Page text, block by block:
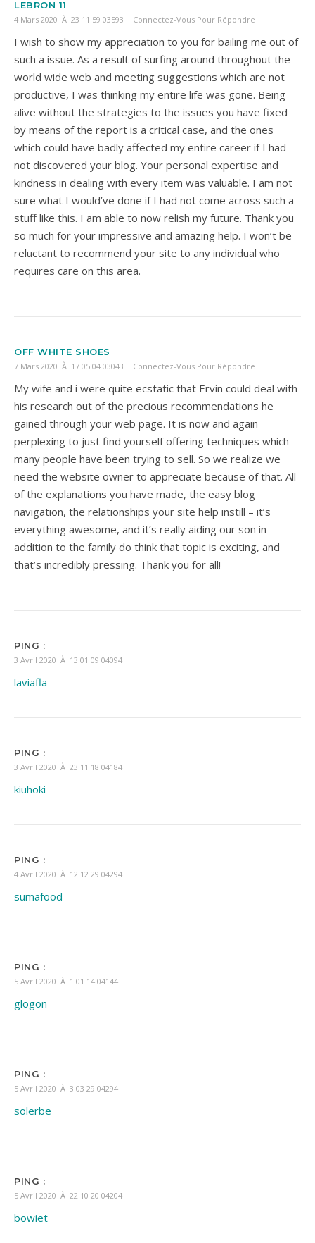
LEBRON 11
4 Mars 2020 À 23 11 59 03593 Connectez-Vous Pour Répondre
I wish to show my appreciation to you for bailing me out of
such a issue. As a result of surfing around throughout the
world wide web and meeting suggestions which are not
productive, I was thinking my entire life was gone. Being
alive without the strategies to the issues you have fixed
by means of the report is a critical case, and the ones
which could have badly affected my entire career if I had
not discovered your blog. Your personal expertise and
kindness in dealing with every item was valuable. I am not
sure what I would’ve done if I had not come across such a
stuff like this. I am able to now relish my future. Thank you
so much for your impressive and amazing help. I won’t be
reluctant to recommend your site to any individual who
requires care on this area.
OFF WHITE SHOES
7 Mars 2020 À 17 05 04 03043 Connectez-Vous Pour Répondre
My wife and i were quite ecstatic that Ervin could deal with
his research out of the precious recommendations he
gained through your web page. It is now and again
perplexing to just find yourself offering techniques which
many people have been trying to sell. So we realize we
need the website owner to appreciate because of that. All
of the explanations you have made, the easy blog
navigation, the relationships your site help instill – it’s
everything awesome, and it’s really aiding our son in
addition to the family do think that topic is exciting, and
that’s incredibly pressing. Thank you for all!
PING :
3 Avril 2020 À 13 01 09 04094
laviafla
PING :
3 Avril 2020 À 23 11 18 04184
kiuhoki
PING :
4 Avril 2020 À 12 12 29 04294
sumafood
PING :
5 Avril 2020 À 1 01 14 04144
glogon
PING :
5 Avril 2020 À 3 03 29 04294
solerbe
PING :
5 Avril 2020 À 22 10 20 04204
bowiet